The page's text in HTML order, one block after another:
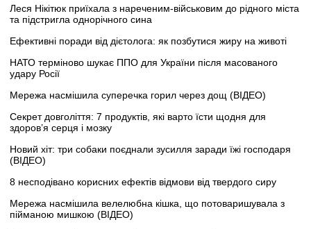
Леся Нікітюк приїхала з нареченим-військовим до рідного міста
та підстригла однорічного сина
Ефективні поради від дієтолога: як позбутися жиру на животі
НАТО терміново шукає ППО для України після масованого
удару Росії
Мережа насмішила суперечка горил через дощ (ВІДЕО)
Секрет довголіття: 7 продуктів, які варто їсти щодня для
здоров’я серця і мозку
Новий хіт: три собаки поєднали зусилля заради їжі господаря
(ВІДЕО)
8 несподівано корисних ефектів відмови від твердого сиру
Мережа насмішила велелюбна кішка, що потоваришувала з
пійманою мишкою (ВІДЕО)